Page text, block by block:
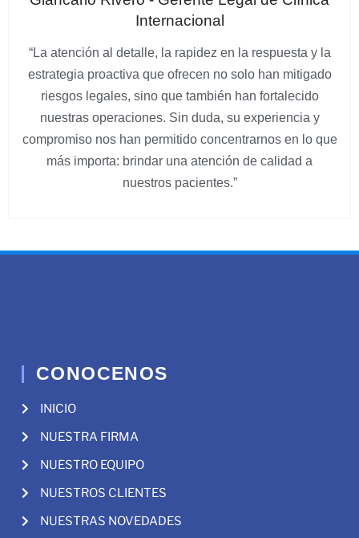
Internacional
“La atención al detalle, la rapidez en la respuesta y la
estrategia proactiva que ofrecen no solo han mitigado
riesgos legales, sino que también han fortalecido
nuestras operaciones. Sin duda, su experiencia y
compromiso nos han permitido concentrarnos en lo que
más importa: brindar una atención de calidad a
nuestros pacientes.”
CONOCENOS
INICIO
NUESTRA FIRMA
NUESTRO EQUIPO
NUESTROS CLIENTES
NUESTRAS NOVEDADES